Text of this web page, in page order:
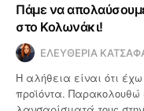
Πάμε να
στο Κολωνάκι!
ΕΛΕΥΘΕΡΙΑ
Η αλήθεια είναι ότι
προϊόντα.